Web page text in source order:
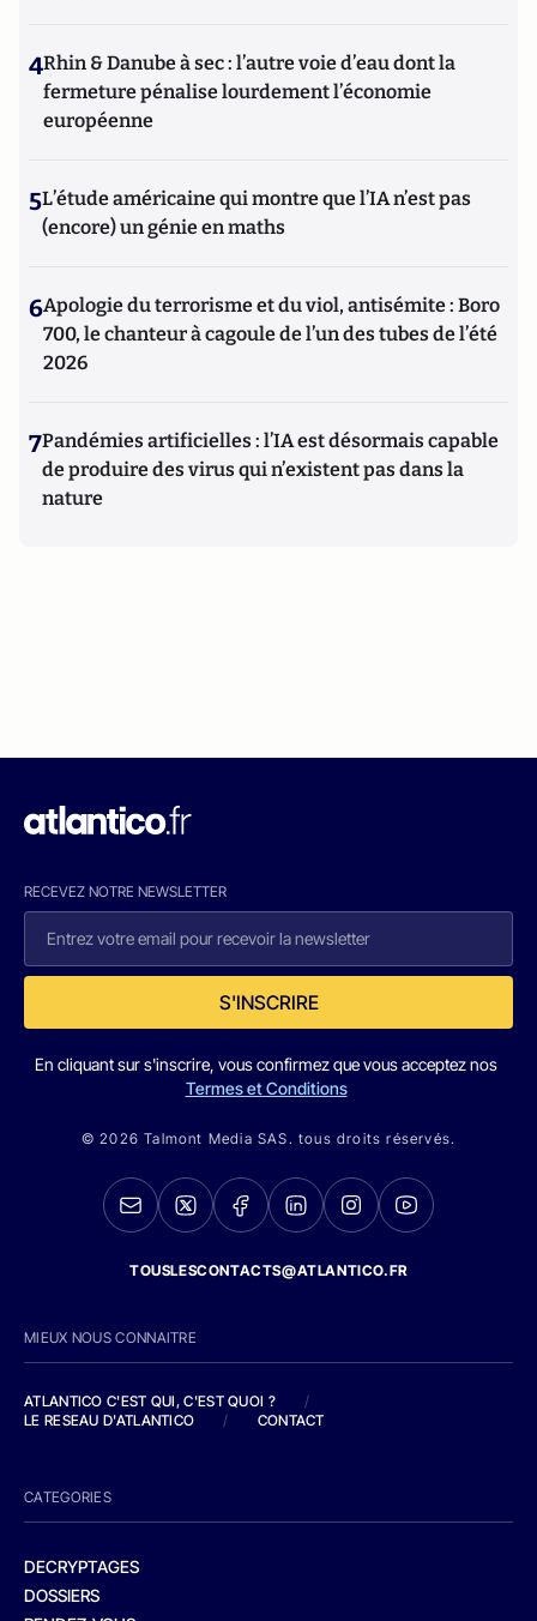
4Rhin & Danube à sec : l’autre voie d’eau dont la
fermeture pénalise lourdement l’économie
européenne
5L’étude américaine qui montre que l’IA n’est pas
(encore) un génie en maths
6Apologie du terrorisme et du viol, antisémite : Boro
700, le chanteur à cagoule de l’un des tubes de l’été
2026
7Pandémies artificielles : l’IA est désormais capable
de produire des virus qui n’existent pas dans la
nature
RECEVEZ NOTRE NEWSLETTER
S'INSCRIRE
En cliquant sur s'inscrire, vous confirmez que vous acceptez nos
Termes et Conditions
© 2026 Talmont Media SAS. tous droits réservés.
TOUSLESCONTACTS@ATLANTICO.FR
MIEUX NOUS CONNAITRE
ATLANTICO C'EST QUI, C'EST QUOI ?
/
LE RESEAU D'ATLANTICO
/ CONTACT
CATEGORIES
DECRYPTAGES
DOSSIERS